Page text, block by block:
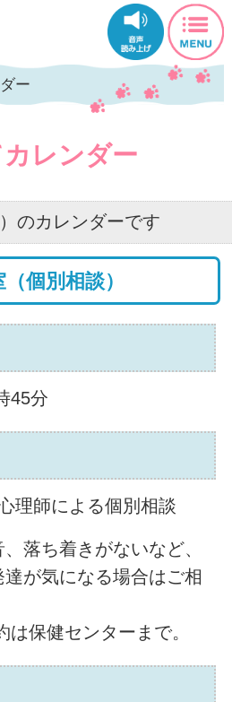
かすみっ湖公式ホ
ー
レンダー
のカレンダーです
個別相談）
45分
理師による個別相談
落ち着きがないなど、
達が気になる場合はご相
保健センターまで。